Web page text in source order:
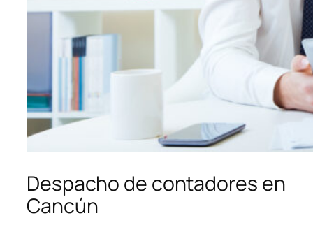
Despacho de contadores en
Cancún